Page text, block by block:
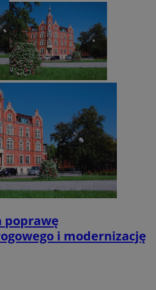
poprawę
i modernizację